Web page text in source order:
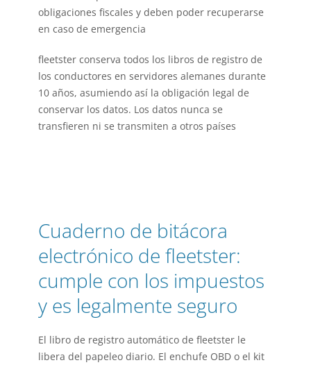
obligaciones fiscales y deben poder recuperarse
en caso de emergencia
fleetster conserva todos los libros de registro de
los conductores en servidores alemanes durante
10 años, asumiendo así la obligación legal de
conservar los datos. Los datos nunca se
transfieren ni se transmiten a otros países
Cuaderno de bitácora
electrónico de fleetster:
cumple con los impuestos
y es legalmente seguro
El libro de registro automático de fleetster le
libera del papeleo diario. El enchufe OBD o el kit